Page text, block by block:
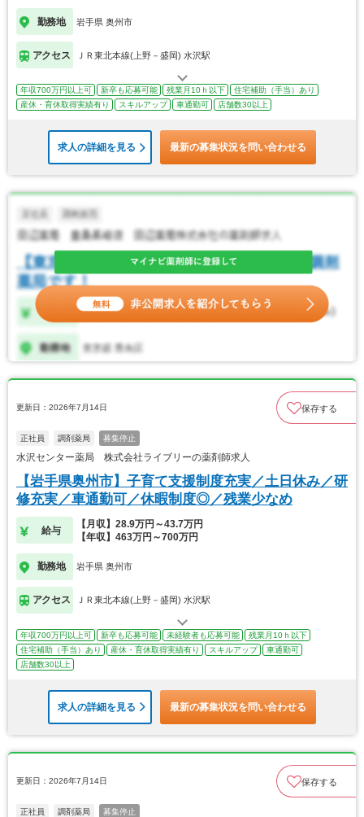
勤務地 岩手県 奥州市
アクセス ＪＲ東北本線(上野－盛岡) 水沢駅
年収700万円以上可 新卒も応募可能 残業月10ｈ以下
住宅補助（手当）あり
産休・育休取得実績有り
スキルアップ 車通勤可 店舗数30以上
求人の詳細を見る 最新の募集状況を問い合わせる
更新日：2026年7月14日 保存する
正社員 調剤薬局 募集停止
水沢センター薬局 株式会社ライブリーの薬剤師求人
【岩手県奥州市】子育て支援制度充実／土日休み／研
修充実／車通勤可／休暇制度◎／残業少なめ
給与
【月収】28.9万円～43.7万円
【年収】463万円～700万円
勤務地 岩手県 奥州市
アクセス ＪＲ東北本線(上野－盛岡) 水沢駅
年収700万円以上可 新卒も応募可能 未経験者も応募可能
残業月10ｈ以下
住宅補助（手当）あり
産休・育休取得実績有り スキルアップ
車通勤可
店舗数30以上
求人の詳細を見る 最新の募集状況を問い合わせる
更新日：2026年7月14日 保存する
正社員 調剤薬局 募集停止